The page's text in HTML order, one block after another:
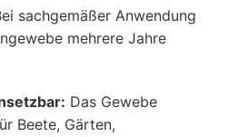
sachgemäßer Anwendung
mehrere Jahre
Das Gewebe
Beete, Gärten,